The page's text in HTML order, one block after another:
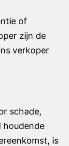
of
zijn de
verkoper
schade,
houdende
is